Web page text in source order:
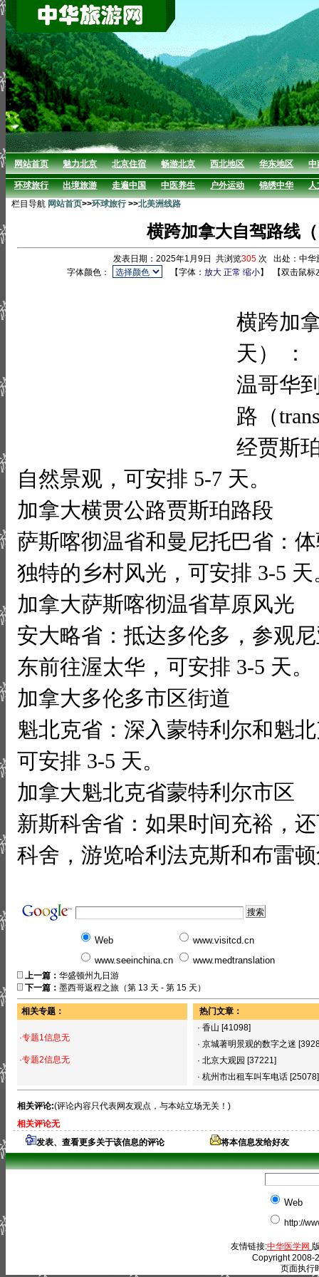
网站首页 魅力北京 北京住宿 畅游北京 西北地区 华东地区 中
环球旅行 出境旅游 走遍中国 中医养生 户外运动 锦绣中华
人
栏目导航 网站首页>>环球旅行>>北美洲线路
横跨加拿大自驾路线
发表日期：2025年1月9日 共浏览305 次 出处：中
字体颜色：
【字体：放大 正常 缩小】 【双击鼠
横跨加
天） ：
温哥华
路（
经贾斯
自然景观，可安排 5-7 天。
加拿大横贯公路贾斯珀路段
萨斯喀彻温省和曼尼托巴省：
独特的乡村风光，可安排 3-5 天
加拿大萨斯喀彻温省草原风光
安大略省：抵达多伦多，参观
东前往渥太华，可安排 3-5 天。
加拿大多伦多市区街道
魁北克省：深入蒙特利尔和魁
可安排 3-5 天。
加拿大魁北克省蒙特利尔市区
新斯科舍省：如果时间充裕，
科舍，游览哈利法克斯和布雷
Web
www.visitcd.cn
www.seeinchina.cn
www.medtranslation
上一篇： 华盛顿州九日游
下一篇： 墨西哥返程之旅（第 13 天 - 第 15 天）
相关专题：
·专题1信息无
·专题2信息无
热门文章：
· 香山 [41098]
· 京城著明景观的数字之迷
· 北京大观园 [37221]
· 杭州市出租车叫车电话 [25078]
相关评论:(评论内容只代表网友观点，与本站立场无关！)
相关评论无
发表、查看更多关于该信息的评论
将本信息发给好友
Web
http://
友情链接:中华医学网
Copyright 2008-
页面执行